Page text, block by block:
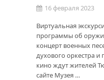
16 февраля 2023
Виртуальная
программы об
концерт военных
духового оркестра и
кино ждут жителей
сайте Музея …